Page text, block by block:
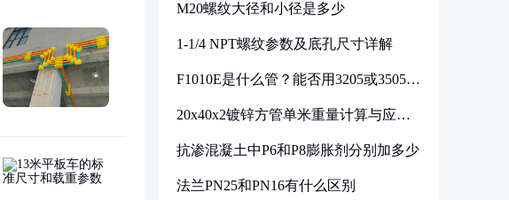
M20螺纹大径和小径是多少
1-1/4 NPT螺纹参数及底孔尺寸详解
F1010E是什么管？能否用3205或3505代
20x40x2镀锌方管单米重量计算与应用
抗渗混凝土中P6和P8膨胀剂分别加多少
法兰PN25和PN16有什么区别